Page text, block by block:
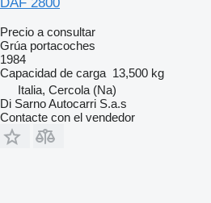
Precio a consultar
Grúa portacoches
1984
Capacidad de carga 13,500 kg
Italia, Cercola (Na)
Di Sarno Autocarri S.a.s
Contacte con el vendedor